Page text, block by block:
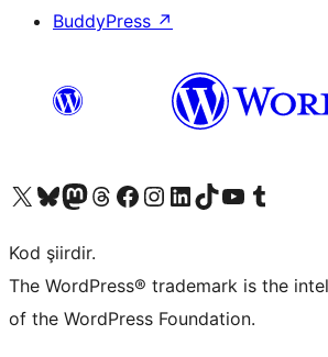
BuddyPress ↗
X (eski Twitter) hesabımıza bakın
Bluesky hesabımızı ziyaret edinMastodon hesabımızı ziyaret edinThreads hesabımızı ziyaret edinFacebook sayfamızı ziyaret edinInstagram hesabımızı ziyaret edinLinkedIn hesabımızı ziyaret edinTikTok hesabımızı ziyaret edinYouTube kanalımızı ziyaret edinTumblr hesabımızı ziyaret edin
Kod şiirdir.
The WordPress® trademark is the
of the WordPress Foundation.